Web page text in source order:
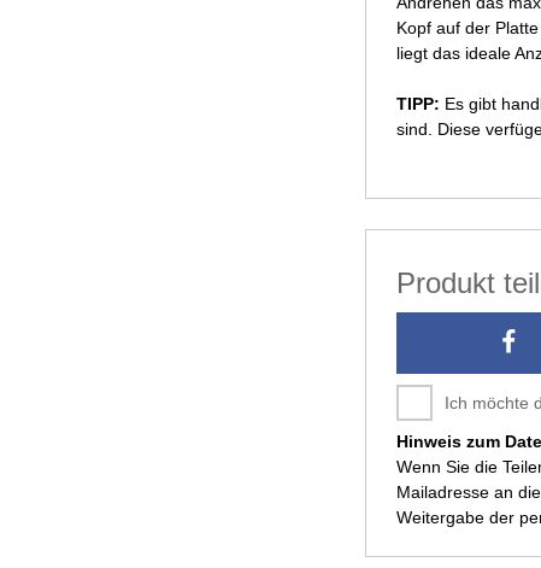
Kopf auf der
liegt das ideale
TIPP: Es gibt
sind. Diese
Produkt
Ich möchte
Hinweis zum
Wenn Sie die
Mailadresse an
Weitergabe der